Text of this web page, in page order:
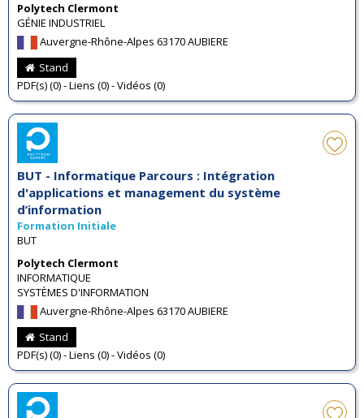
Polytech Clermont
GÉNIE INDUSTRIEL
Auvergne-Rhône-Alpes 63170 AUBIERE
Stand
PDF(s) (0) - Liens (0) - Vidéos (0)
BUT - Informatique Parcours : Intégration
d'applications et management du système
d’information
Formation Initiale
BUT
Polytech Clermont
INFORMATIQUE
SYSTÈMES D'INFORMATION
Auvergne-Rhône-Alpes 63170 AUBIERE
Stand
PDF(s) (0) - Liens (0) - Vidéos (0)